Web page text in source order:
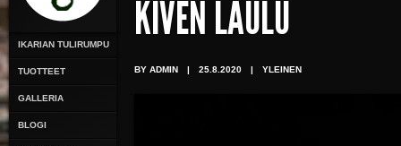
IKARIAN TULIRUMPU
TUOTTEET
GALLERIA
BLOGI
KIVEN LAULU
BY ADMIN | 25.8.2020 | YLEINEN